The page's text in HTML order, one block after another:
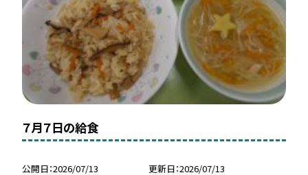
７月７日の給食
公開日 2026/07/13 更新日 2026/07/13